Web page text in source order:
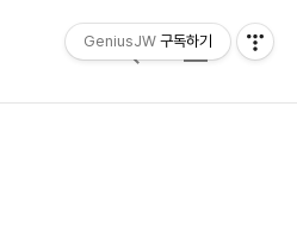
검
메
GeniusJW 구독하기